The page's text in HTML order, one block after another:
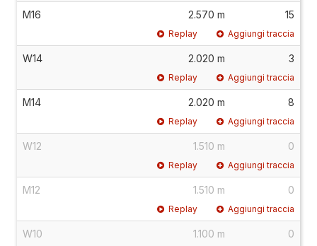
M16 2.570 m 15
Replay Aggiungi traccia
W14 2.020 m 3
Replay Aggiungi traccia
M14 2.020 m 8
Replay Aggiungi traccia
W12 1.510 m 0
Replay Aggiungi traccia
M12 1.510 m 0
Replay Aggiungi traccia
W10 1.100 m 0